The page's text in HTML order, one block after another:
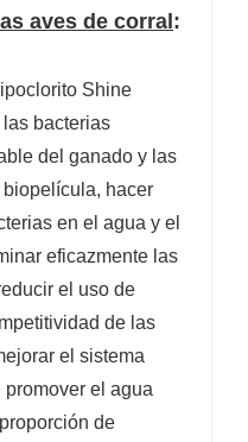
aves de corral:
Shine
bacterias
del ganado y las
hacer
en el agua y el
eficazmente las
el uso de
de las
el sistema
el agua
de